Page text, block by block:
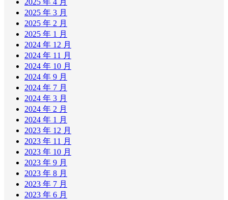
2025 年 4 月
2025 年 3 月
2025 年 2 月
2025 年 1 月
2024 年 12 月
2024 年 11 月
2024 年 10 月
2024 年 9 月
2024 年 7 月
2024 年 3 月
2024 年 2 月
2024 年 1 月
2023 年 12 月
2023 年 11 月
2023 年 10 月
2023 年 9 月
2023 年 8 月
2023 年 7 月
2023 年 6 月